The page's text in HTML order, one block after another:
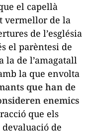
el capellà
vermellor de la
de l’església
el parèntesi de
la de l’amagatall
la que envolta
que han de
enemics
que els
de